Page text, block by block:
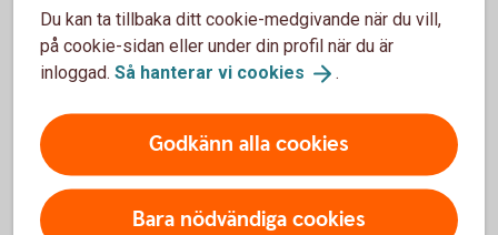
Swedbank bloggar
Följ våra bloggare inomSwedbank
Du kan ta tillbaka ditt cookie-medgivande när du vill,
på cookie-sidan eller under din profil när du är
inloggad. Så hanterar vi cookies .
Godkänn alla cookies
Bara nödvändiga cookies